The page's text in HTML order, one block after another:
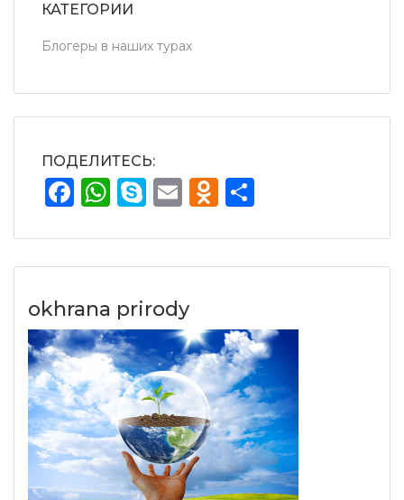
КАТЕГОРИИ
Блогеры в наших турах
ПОДЕЛИТЕСЬ:
Facebook
WhatsApp
Skype
Email
okhrana prirody